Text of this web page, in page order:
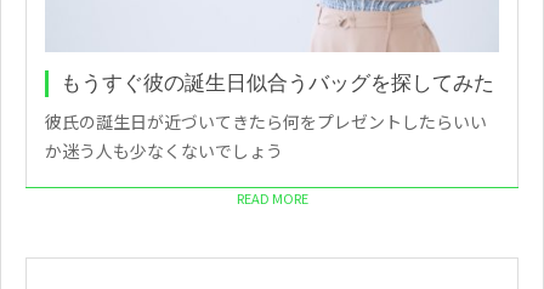
もうすぐ彼の誕生日似合うバッグを探してみた
彼氏の誕生日が近づいてきたら何をプレゼントしたらいい
か迷う人も少なくないでしょう
READ MORE